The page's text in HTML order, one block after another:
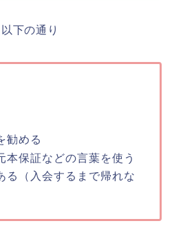
下の通り
勧める
本保証などの言葉を使う
る（入会するまで帰れな